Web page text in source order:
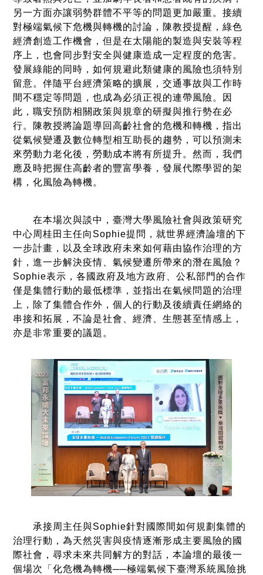
另一方面亦讓弱勢群體不平等的問題更加嚴重。接續
對極端氣候下危機與轉機的討論，陳教授提醒，綠色
經濟創造工作機會，但是在太陽能的製造與安裝等程
序上，也會同步對安全與健康造成一定程度的危害。
發展綠能的同時，如何規避此類健康的風險也須特別
留意。伴隨平台經濟策略的擴展，交通事故與工作時
間不穩定等問題，也成為必須正視的連帶風險。因
此，職安預防相關政策與規章的研擬與推行勢在必
行。陳教授將論題導回高齡社會的危機和轉機，指出
從氣候變遷及數位轉型相互助長的趨勢，可以預測未
來勞動力老化後，勞動成本將有所提升。然而，我們
應及時把握住高齡者的豐富學養，發展代際學習的架
構，化風險為轉機。
在本場次與談中，臺灣大學風險社會與政策研究
中心周桂田主任向Sophie提問，就世界經濟論壇的下
一步計畫，以及全球政府未來如何藉由協作治理的方
針，進一步解決疫情、氣候變遷所帶來的潛在風險？
Sophie表示，各國政府及地方政府、公私部門的合作
僅是集體行動的最低標準，並指出在氣候問題的治理
上，除了集體合作外，個人的行動及後續責任網絡的
串接和拓展，不論是社會、經濟、生態甚至情感上，
亦是非常重要的議題。
承接周主任與Sophie針對國際間如何規劃集體的
治理行動，為天然災害與疫情逐漸形成主要風險的國
際社會，尋求未來共同解方的對話，本論壇的最後一
個場次「化危機為轉機──極端氣候下臺灣系統風險挑